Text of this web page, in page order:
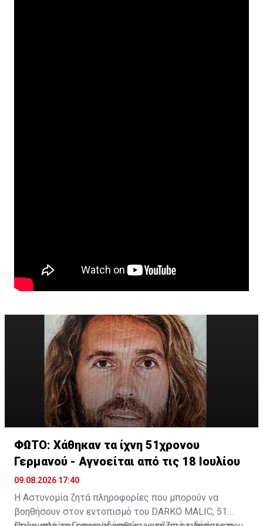
ΦΩΤΟ: Χάθηκαν τα ίχνη 51χρονου
Γερμανού - Αγνοείται από τις 18 Ιουλίου
09.08.2026 17:40
Η Αστυνομία ζητά πληροφορίες που μπορούν να
βοηθήσουν στον εντοπισμό του DARKO MALIC, 51